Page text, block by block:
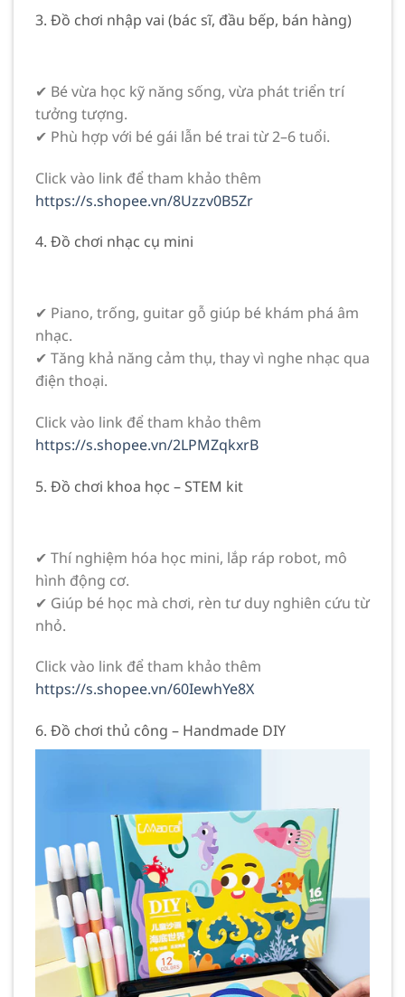
3. Đồ chơi nhập vai (bác sĩ, đầu bếp, bán hàng)
✔ Bé vừa học kỹ năng sống, vừa phát triển trí
tưởng tượng.
✔ Phù hợp với bé gái lẫn bé trai từ 2–6 tuổi.
Click vào link để tham khảo thêm
https://s.shopee.vn/8Uzzv0B5Zr
4. Đồ chơi nhạc cụ mini
✔ Piano, trống, guitar gỗ giúp bé khám phá âm
nhạc.
✔ Tăng khả năng cảm thụ, thay vì nghe nhạc qua
điện thoại.
Click vào link để tham khảo thêm
https://s.shopee.vn/2LPMZqkxrB
5. Đồ chơi khoa học – STEM kit
✔ Thí nghiệm hóa học mini, lắp ráp robot, mô
hình động cơ.
✔ Giúp bé học mà chơi, rèn tư duy nghiên cứu từ
nhỏ.
Click vào link để tham khảo thêm
https://s.shopee.vn/60IewhYe8X
6. Đồ chơi thủ công – Handmade DIY